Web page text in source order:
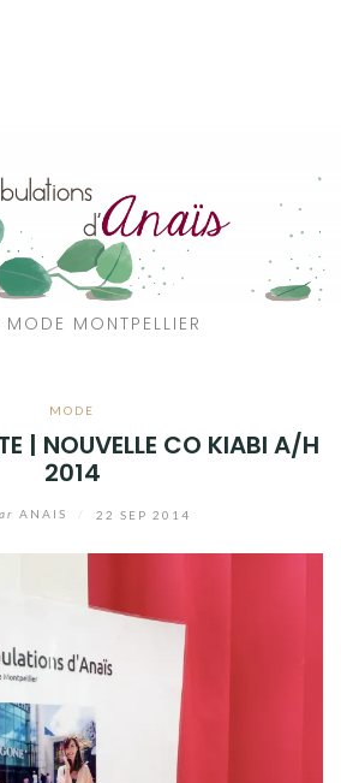
MONTPELLIER
MODE
| NOUVELLE CO KIABI A/H
2014
ANAIS 22 SEP 2014